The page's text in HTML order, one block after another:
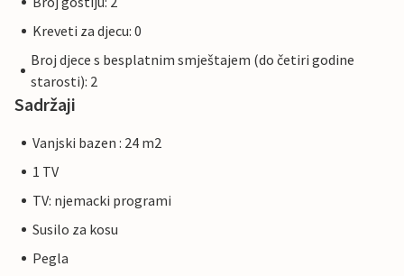
Kreveti za djecu: 0
Broj djece s besplatnim smještajem (do četiri godine
starosti): 2
Sadržaji
Vanjski bazen : 24 m2
1 TV
TV: njemacki programi
Susilo za kosu
Pegla